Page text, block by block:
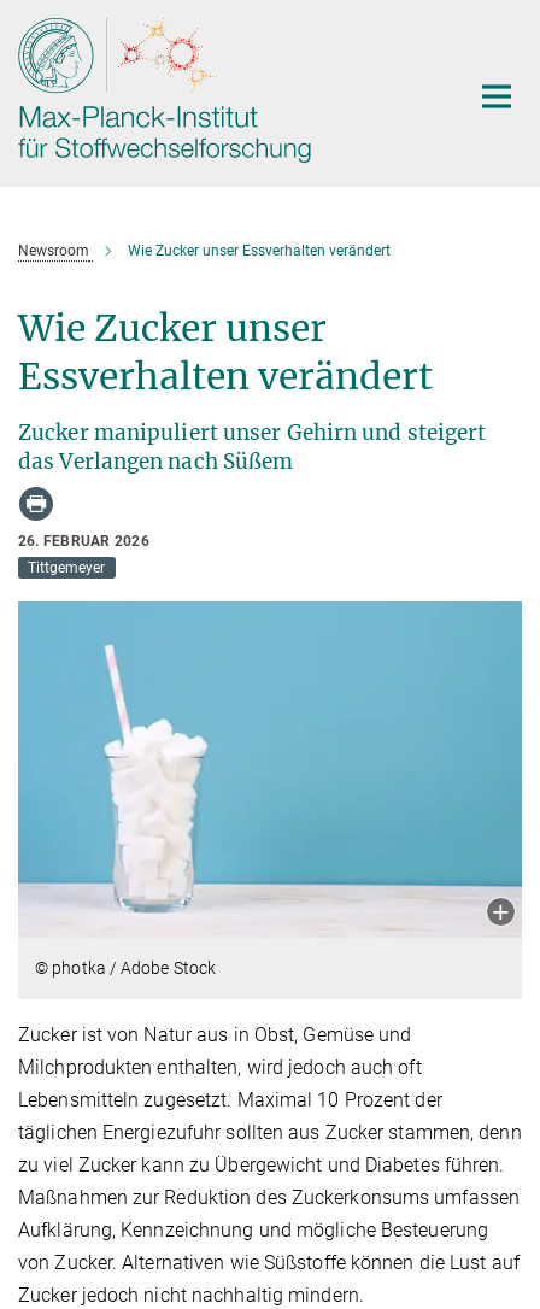
Hauptinhalt
Newsroom Wie Zucker unser Essverhalten verändert
Wie Zucker unser
Essverhalten verändert
Zucker manipuliert unser Gehirn und steigert
das Verlangen nach Süßem
26. FEBRUAR 2026
Tittgemeyer
© photka / Adobe Stock
Zucker ist von Natur aus in Obst, Gemüse und
Milchprodukten enthalten, wird jedoch auch oft
Lebensmitteln zugesetzt. Maximal 10 Prozent der
täglichen Energiezufuhr sollten aus Zucker stammen, denn
zu viel Zucker kann zu Übergewicht und Diabetes führen.
Maßnahmen zur Reduktion des Zuckerkonsums umfassen
Aufklärung, Kennzeichnung und mögliche Besteuerung
von Zucker. Alternativen wie Süßstoffe können die Lust auf
Zucker jedoch nicht nachhaltig mindern.